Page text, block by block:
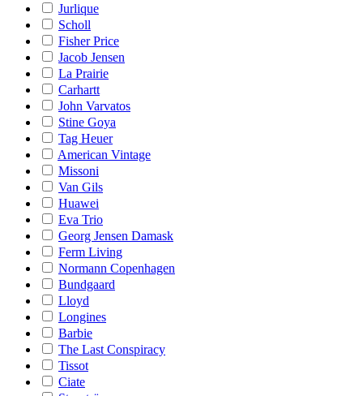
Jurlique
Scholl
Fisher Price
Jacob Jensen
La Prairie
Carhartt
John Varvatos
Stine Goya
Tag Heuer
American Vintage
Missoni
Van Gils
Huawei
Eva Trio
Georg Jensen Damask
Ferm Living
Normann Copenhagen
Bundgaard
Lloyd
Longines
Barbie
The Last Conspiracy
Tissot
Ciate